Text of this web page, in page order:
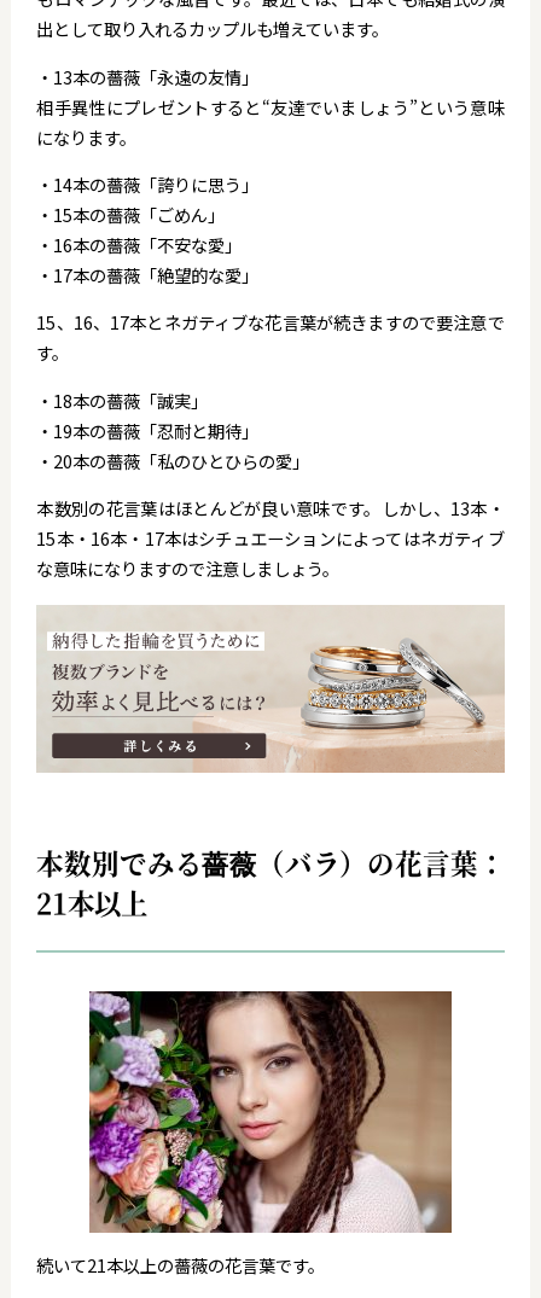
出として取り入れるカップルも増えています。
・13本の薔薇「永遠の友情」
相手異性にプレゼントすると“友達でいましょう”という意味
になります。
・14本の薔薇「誇りに思う」
・15本の薔薇「ごめん」
・16本の薔薇「不安な愛」
・17本の薔薇「絶望的な愛」
15、16、17本とネガティブな花言葉が続きますので要注意で
す。
・18本の薔薇「誠実」
・19本の薔薇「忍耐と期待」
・20本の薔薇「私のひとひらの愛」
本数別の花言葉はほとんどが良い意味です。しかし、13本・
15本・16本・17本はシチュエーションによってはネガティブ
な意味になりますので注意しましょう。
本数別でみる薔薇（バラ）の花言葉：
21本以上
続いて21本以上の薔薇の花言葉です。